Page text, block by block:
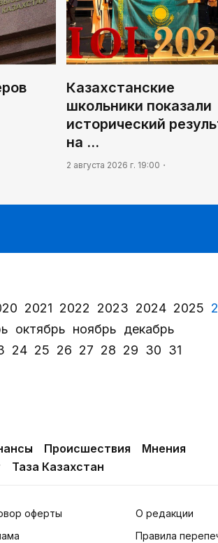
Казахстанские
школьники показали
исторический
на …
2 августа 2026 г. 19:00
2021 2022 2023 2024 2025
октябрь ноябрь декабрь
24 25 26 27 28 29 30 31
Происшествия
Мнения
Таза Казахстан
оферты
О редакции
Правила